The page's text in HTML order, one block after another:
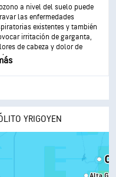
a nivel del suelo puede
las enfermedades
existentes y también
irritación de garganta,
de cabeza y dolor de
YRIGOYEN